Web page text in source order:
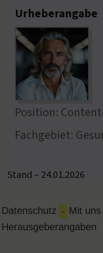
Urheberangabe
Position:
Fachgebiet:
Stand – 24.01.2026
Datenschutz • Mit
Herausgeberangaben